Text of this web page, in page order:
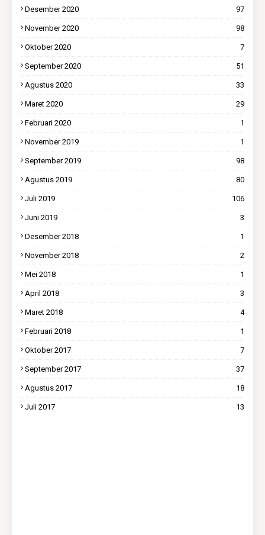
Desember 2020 97
November 2020 98
Oktober 2020 7
September 2020 51
Agustus 2020 33
Maret 2020 29
Februari 2020 1
November 2019 1
September 2019 98
Agustus 2019 80
Juli 2019 106
Juni 2019 3
Desember 2018 1
November 2018 2
Mei 2018 1
April 2018 3
Maret 2018 4
Februari 2018 1
Oktober 2017 7
September 2017 37
Agustus 2017 18
Juli 2017 13